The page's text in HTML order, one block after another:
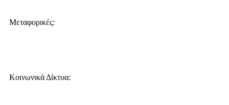
Μεταφορικές:
Κοινωνικά Δίκτυα: